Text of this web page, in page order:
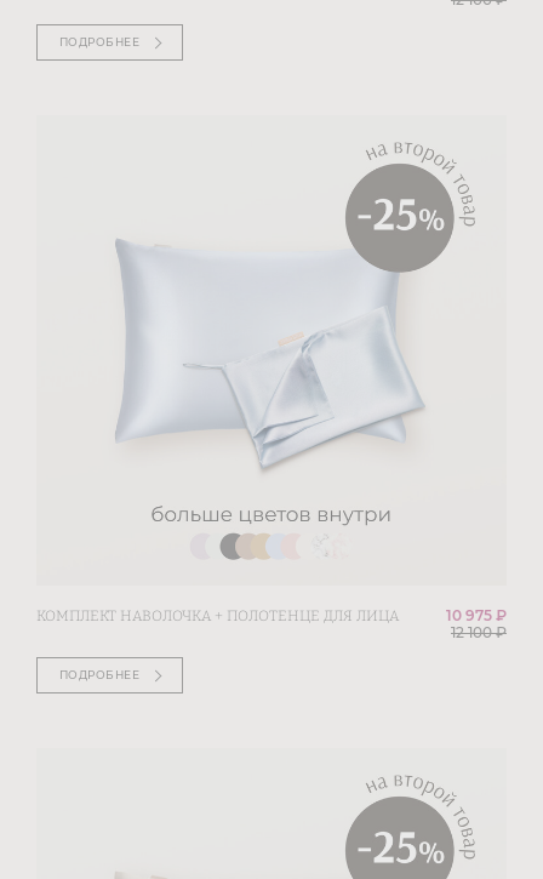
ПОДРОБНЕЕ
КОМПЛЕКТ НАВОЛОЧКА + ПОЛОТЕНЦЕ ДЛЯ ЛИЦА
10 975 ₽
12 100₽
ПОДРОБНЕЕ